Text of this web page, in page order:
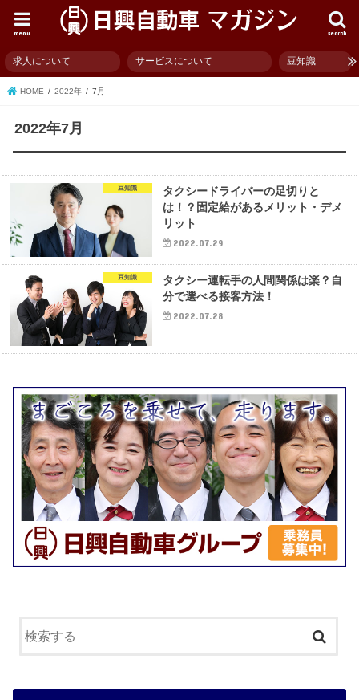
search
menu
求人について サービスについて 豆知識
HOME 2022年 7月
2022年7月
豆知識
タクシードライバーの足切りと
は！？固定給があるメリット・デメ
リット
2022.07.29
豆知識
タクシー運転手の人間関係は楽？自
分で選べる接客方法！
2022.07.28